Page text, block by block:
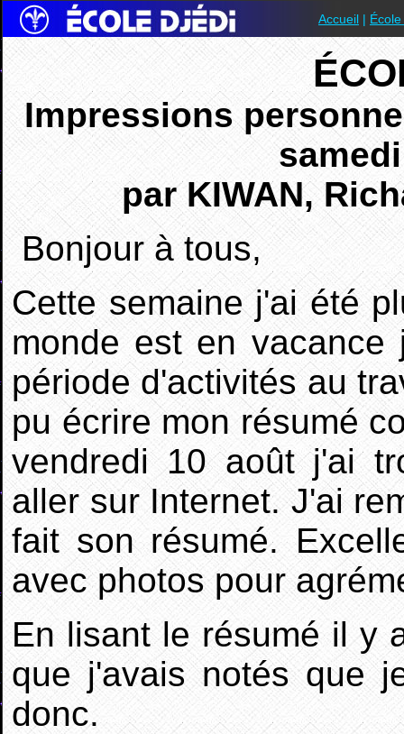
Accueil |
Impressions
parKIWAN,
Bonjour à tous,
Cette semaine j'ai été
monde est en
période d'activités au
pu écrire mon résumé
vendredi 10 août j'ai
aller sur Internet. J'ai
fait son résumé.
avec photos pour
En lisant le résumé il y
que j'avais notés que
donc.